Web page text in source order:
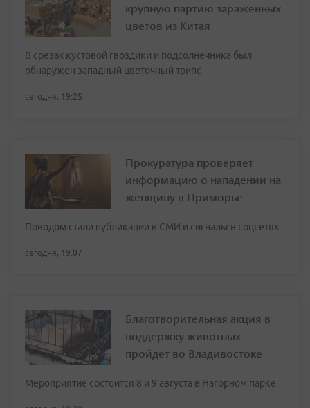
крупную партию зараженных
цветов из Китая
В срезах кустовой гвоздики и подсолнечника был
обнаружен западный цветочный трипс
сегодня, 19:25
Прокуратура проверяет
информацию о нападении на
женщину в Приморье
Поводом стали публикации в СМИ и сигналы в соцсетях
сегодня, 19:07
Благотворительная акция в
поддержку животных
пройдет во Владивостоке
Мероприятие состоится 8 и 9 августа в Нагорном парке